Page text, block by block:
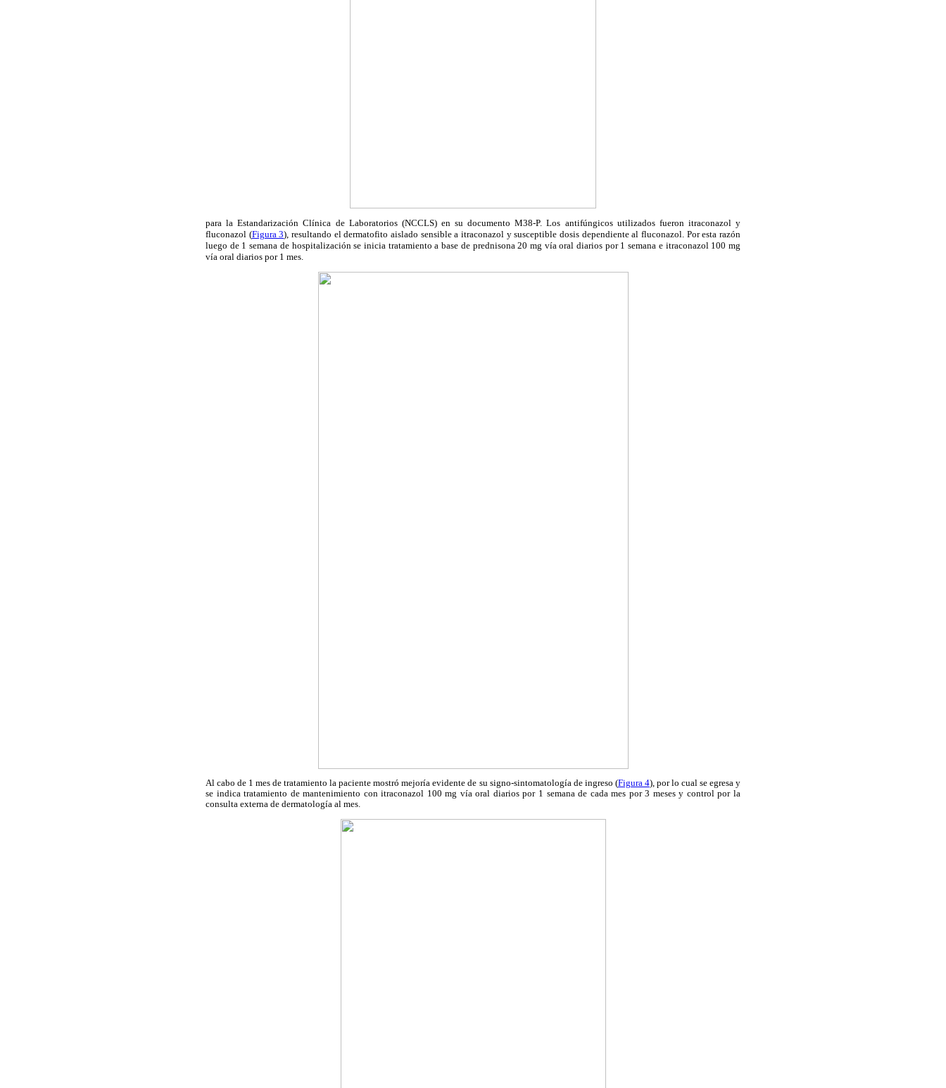
para la Estandarización Clínica de Laboratorios (NCCLS) en su documento M38-P. Los antifúngicos utilizados fueron itraconazol y
fluconazol (Figura 3), resultando el dermatofito aislado sensible a itraconazol y susceptible dosis dependiente al fluconazol. Por esta razón
luego de 1 semana de hospitalización se inicia tratamiento a base de prednisona 20 mg vía oral diarios por 1 semana e itraconazol 100 mg
vía oral diarios por 1 mes.
Al cabo de 1 mes de tratamiento la paciente mostró mejoría evidente de su signo-sintomatología de ingreso (Figura 4), por lo cual se egresa y
se indica tratamiento de mantenimiento con itraconazol 100 mg vía oral diarios por 1 semana de cada mes por 3 meses y control por la
consulta externa de dermatología al mes.